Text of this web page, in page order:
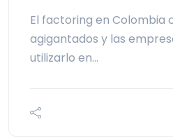
El factoring en Colombia
agigantados y las
utilizarlo en…